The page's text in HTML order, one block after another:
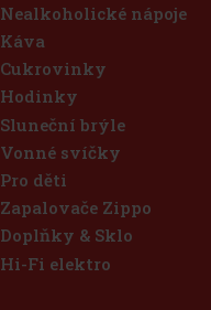
Nealkoholické nápoje
Káva
Cukrovinky
Hodinky
Sluneční brýle
Vonné svíčky
Pro děti
Zapalovače Zippo
Doplňky & Sklo
Hi-Fi elektro